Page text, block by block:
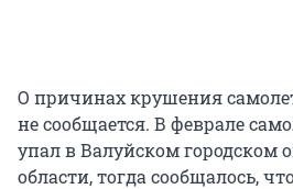
О причинах крушения
не сообщается. В феврале
упал в Валуйском городском
области, тогда сообщалось,